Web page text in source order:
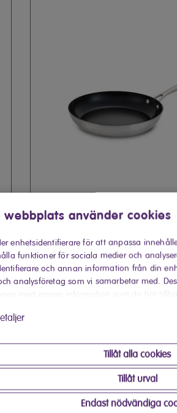
webbplats använder cookies
enhetsidentifierare för att anpassa
funktioner för sociala medier och
och annan information från din
analysföretag som vi samarbetar med.
med annan information som du har
Tillåt alla cookies
Tillåt urval
Endast nödvändiga
Stekpanna D24 keram